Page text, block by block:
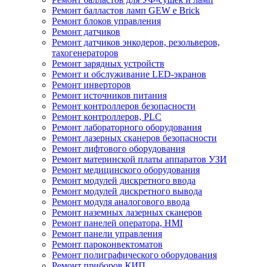
Ремонт балластов ламп GEW e Brick
Ремонт блоков управления
Ремонт датчиков
Ремонт датчиков энкодеров, резольверов,
тахогенераторов
Ремонт зарядных устройств
Ремонт и обслуживание LED-экранов
Ремонт инверторов
Ремонт источников питания
Ремонт контроллеров безопасности
Ремонт контроллеров, PLC
Ремонт лабораторного оборудования
Ремонт лазерных сканеров безопасности
Ремонт лифтового оборудования
Ремонт материнской платы аппаратов УЗИ
Ремонт медицинского оборудования
Ремонт модулей дискретного ввода
Ремонт модулей дискретного вывода
Ремонт модуля аналогового ввода
Ремонт наземных лазерных сканеров
Ремонт панелей оператора, HMI
Ремонт панели управления
Ремонт пароконвектоматов
Ремонт полиграфического оборудования